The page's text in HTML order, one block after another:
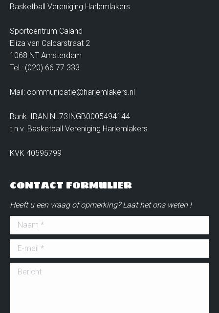
Basketball Vereniging Harlemlakers
Sportcentrum Caland
Eliza van Calcarstraat 2
1068 NT Amsterdam
Tel.: (020) 66 77 333
Mail: communicatie@harlemlakers.nl
Bank: IBAN NL73INGB0005494144
t.n.v. Basketball Vereniging Harlemlakers
KVK 40595799
CONTACT FORMULIER
Heeft u een vraag of opmerking? Laat het ons weten !
Naam *
E-mail *
Bericht